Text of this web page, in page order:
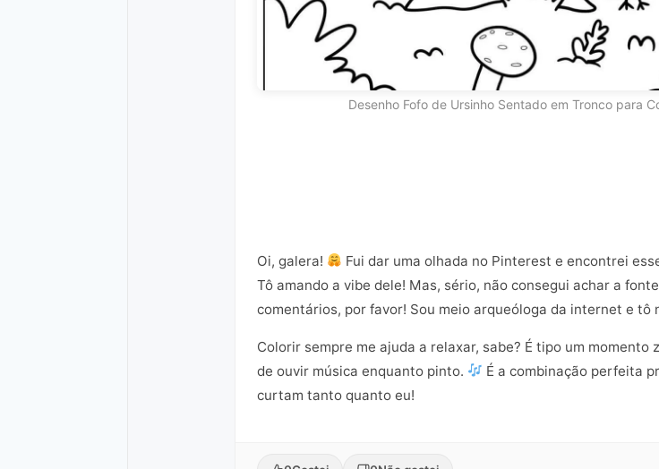
Desenho Fofo de Ursinho Sentado em Tronco para
Oi, galera!
Fui dar uma olhada no Pinterest e encontrei
Tô amando a vibe dele! Mas, sério, não consegui achar a
comentários, por favor! Sou meio arqueóloga da internet e tô
Colorir sempre me ajuda a relaxar, sabe? É tipo um
de ouvir música enquanto pinto.
É a combinação perfeita
curtam tanto quanto eu!